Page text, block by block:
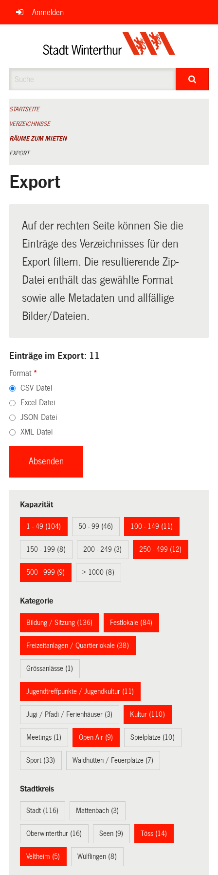
Navigation
überspringen
Anmelden
STARTSEITE
VERZEICHNISSE
RÄUME ZUM MIETEN
EXPORT
Export
Auf der rechten Seite können Sie die
Einträge des Verzeichnisses für den
Export filtern. Die resultierende Zip-
Datei enthält das gewählte Format
sowie alle Metadaten und allfällige
Bilder/Dateien.
Einträge im Export: 11
Format *
CSV Datei
Excel Datei
JSON Datei
XML Datei
Kapazität
1 - 49 (104) 50 - 99 (46) 100 - 149 (11)
150 - 199 (8) 200 - 249 (3) 250 - 499 (12)
500 - 999 (9) > 1000 (8)
Kategorie
Bildung / Sitzung (136) Festlokale (84)
Freizeitanlagen / Quartierlokale (38)
Grössanlässe (1)
Jugendtreffpunkte / Jugendkultur (11)
Jugi / Pfadi / Ferienhäuser (3) Kultur (110)
Meetings (1) Open Air (9) Spielplätze (10)
Sport (33) Waldhütten / Feuerplätze (7)
Stadtkreis
Stadt (116) Mattenbach (3)
Oberwinterthur (16) Seen (9) Töss (14)
Veltheim (5) Wülflingen (8)